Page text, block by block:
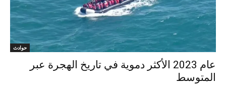
حوادث
عام 2023 الأكثر دموية في تاريخ الهجرة عبر
المتوسط